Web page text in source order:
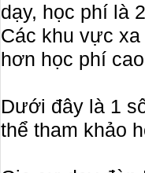
dạy, học phí là
Các khu vực
hơn học phí
Dưới đây là 1
thể tham khảo